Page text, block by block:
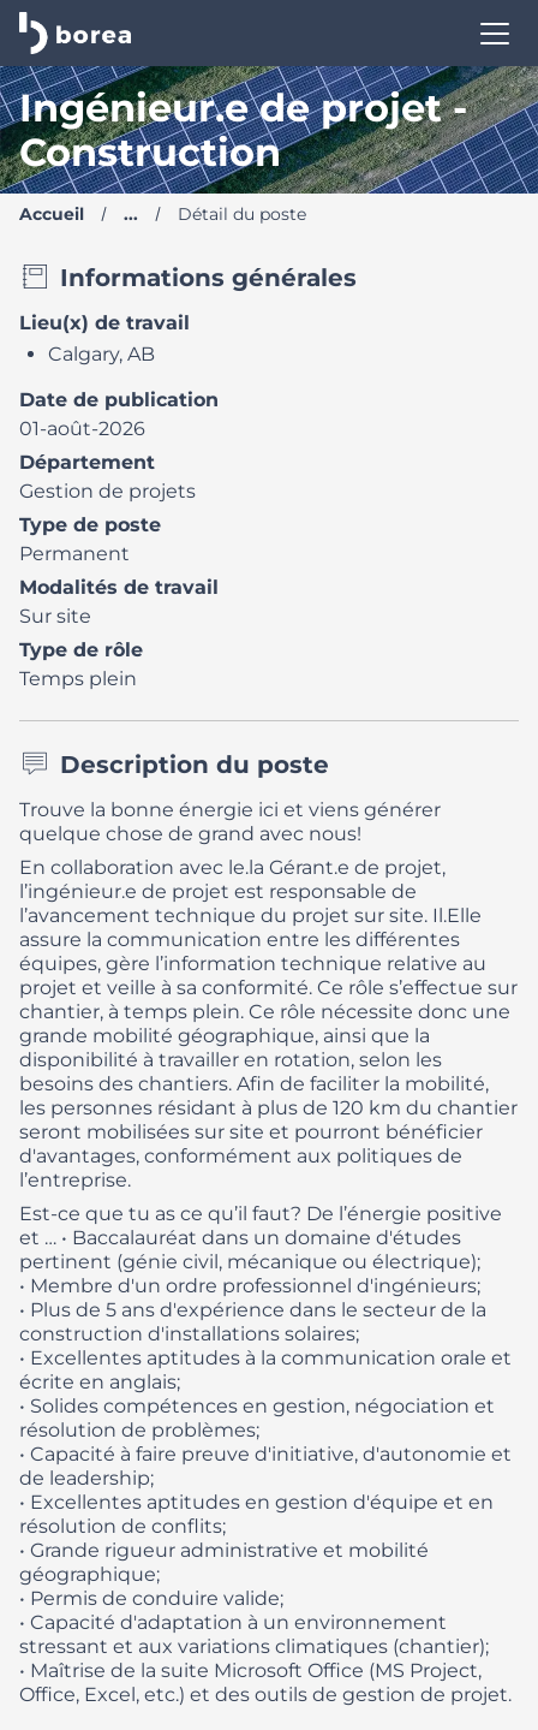
Borea Site carrière | Trouve ton nouveau poste
Ingénieur.e de projet -
Construction
Accueil ... Détail du poste
Informations générales
Lieu(x) de travail
Calgary, AB
Date de publication
01-août-2026
Département
Gestion de projets
Type de poste
Permanent
Modalités de travail
Sur site
Type de rôle
Temps plein
Description du poste
Trouve la bonne énergie ici et viens générer
quelque chose de grand avec nous!
En collaboration avec le.la Gérant.e de projet,
l’ingénieur.e de projet est responsable de
l’avancement technique du projet sur site. Il.Elle
assure la communication entre les différentes
équipes, gère l’information technique relative au
projet et veille à sa conformité. Ce rôle s’effectue sur
chantier, à temps plein. Ce rôle nécessite donc une
grande mobilité géographique, ainsi que la
disponibilité à travailler en rotation, selon les
besoins des chantiers. Afin de faciliter la mobilité,
les personnes résidant à plus de 120 km du chantier
seront mobilisées sur site et pourront bénéficier
d'avantages, conformément aux politiques de
l’entreprise.
Est-ce que tu as ce qu’il faut? De l’énergie positive
et … • Baccalauréat dans un domaine d'études
pertinent (génie civil, mécanique ou électrique);
• Membre d'un ordre professionnel d'ingénieurs;
• Plus de 5 ans d'expérience dans le secteur de la
construction d'installations solaires;
• Excellentes aptitudes à la communication orale et
écrite en anglais;
• Solides compétences en gestion, négociation et
résolution de problèmes;
• Capacité à faire preuve d'initiative, d'autonomie et
de leadership;
• Excellentes aptitudes en gestion d'équipe et en
résolution de conflits;
• Grande rigueur administrative et mobilité
géographique;
• Permis de conduire valide;
• Capacité d'adaptation à un environnement
stressant et aux variations climatiques (chantier);
• Maîtrise de la suite Microsoft Office (MS Project,
Office, Excel, etc.) et des outils de gestion de projet.